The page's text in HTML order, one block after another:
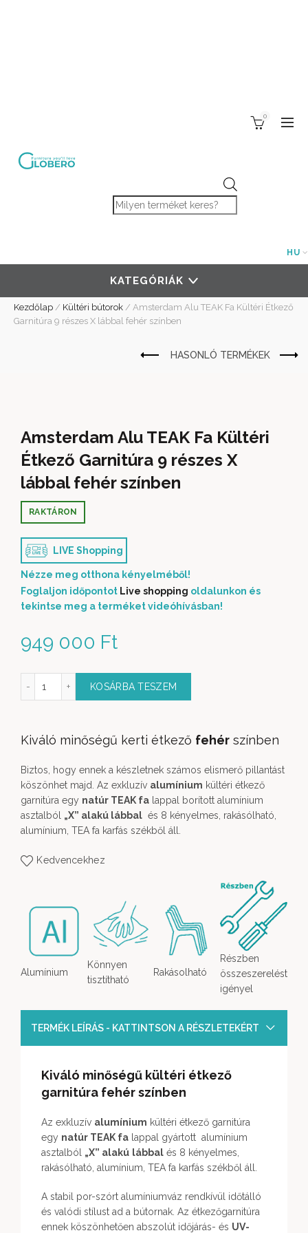
Products search
0
HU
KATEGÓRIÁK
Kezdőlap / Kültéri bútorok / Amsterdam Alu TEAK Fa Kültéri Étkező
Garnitúra 9 részes X lábbal fehér színben
Amsterdam Alu TEAK Fa Kültéri
Étkező Garnitúra 9 részes X
lábbal fehér színben
949 000 Ft
RAKTÁRON
LIVE Shopping
Nézze meg otthona kényelméből!
Foglaljon időpontot Live shopping oldalunkon és
tekintse meg a terméket videóhívásban!
Kültéri Étkező Garnitúra 9 részes X lábbal fehér színben
KOSÁRBA TESZEM
Kiváló minőségű kerti étkező fehér színben
Biztos, hogy ennek a készletnek számos elismerő pillantást
köszönhet majd. Az exkluzív alumínium kültéri étkező
garnitúra egy natúr TEAK fa lappal borított alumínium
asztalból „X” alakú lábbal és 8 kényelmes, rakásólható,
alumínium, TEA fa karfás székből áll.
Kedvencekhez
Alumínium
Könnyen
tisztítható
Rakásolható
Részben
összeszerelést
igényel
TERMÉK LEÍRÁS - KATTINTSON A RÉSZLETEKÉRT
Kiváló minőségű kültéri étkező
garnitúra fehér színben
Az exkluzív alumínium kültéri étkező garnitúra
egy natúr TEAK fa lappal gyártott alumínium
asztalból „X” alakú lábbal és 8 kényelmes,
rakásólható, alumínium, TEA fa karfás székből áll.
A stabil por-szórt alumíniumváz rendkívül időtálló
és valódi stílust ad a bútornak. Az étkezőgarnitúra
ennek köszönhetően abszolút időjárás- és UV-